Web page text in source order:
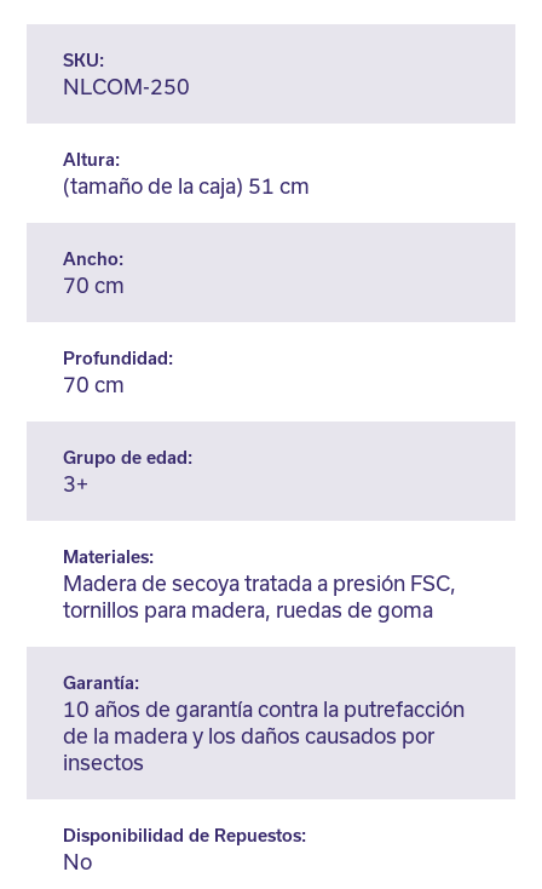
SKU:
NLCOM-250
Altura:
(tamaño de la caja) 51 cm
Ancho:
70 cm
Profundidad:
70 cm
Grupo de edad:
3+
Materiales:
Madera de secoya tratada a presión FSC,
tornillos para madera, ruedas de goma
Garantía:
10 años de garantía contra la putrefacción
de la madera y los daños causados por
insectos
Disponibilidad de Repuestos:
No